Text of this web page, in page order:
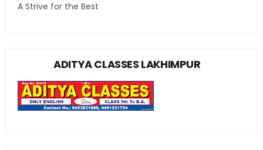
A Strive for the Best
ADITYA CLASSES LAKHIMPUR